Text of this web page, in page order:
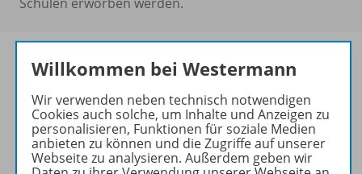
Produktinformationen
Willkommen bei Westermann
Wir verwenden neben technisch notwendigen
Cookies auch solche, um Inhalte und Anzeigen zu
personalisieren, Funktionen für soziale Medien
anbieten zu können und die Zugriffe auf unserer
Webseite zu analysieren. Außerdem geben wir